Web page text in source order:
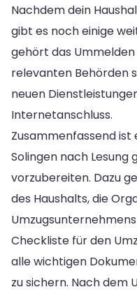
Nachdem dein
gibt es noch einige
gehört das
relevanten Behörden
neuen
Internetanschluss.
Zusammenfassend ist
Solingen nach Lesung
vorzubereiten. Dazu
des Haushalts, die
Checkliste für den
alle wichtigen
zu sichern. Nach dem